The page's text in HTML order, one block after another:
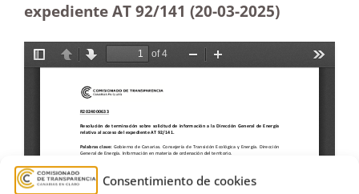
Consentimiento de cookies
expediente AT 92/141 (20-03-2025)